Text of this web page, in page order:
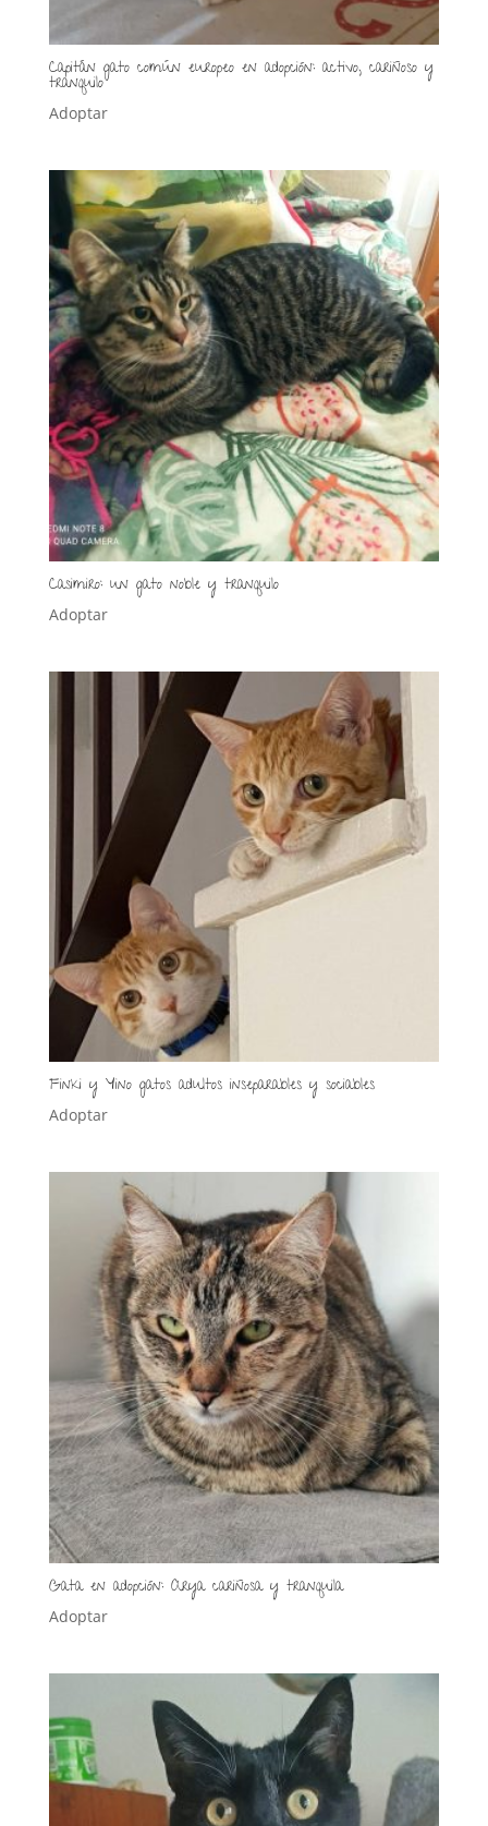
Capitán gato común europeo en adopción: activo, cariñoso y
tranquilo
Adoptar
Casimiro: un gato noble y tranquilo
Adoptar
Finki y Yino gatos adultos inseparables y sociables
Adoptar
Gata en adopción: Arya cariñosa y tranquila
Adoptar